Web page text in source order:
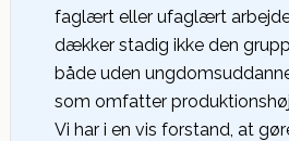
faglært eller ufaglært
dækker stadig ikke den
både uden
som omfatter
Vi har i en vis forstand, at